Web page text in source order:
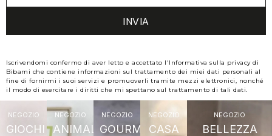
Iscrivendomi confermo di aver letto e accettato l'Informativa sulla privacy di
Bibami che contiene informazioni sul trattamento dei miei dati personali al
fine di fornirmi i suoi servizi e promuoverli tramite mezzi elettronici, nonché
il modo di esercitare i diritti che mi spettano sul trattamento di tali dati.
NEGOZIO
GIOCHI
NEGOZIO
ANIMALI
NEGOZIO
GOURMET
NEGOZIO
CASA
NEGOZIO
BELLEZZA